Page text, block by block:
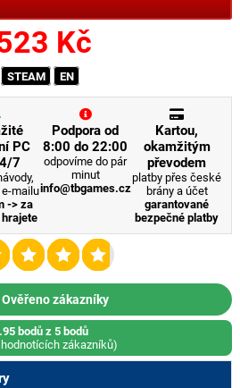
Kč
STEAM EN
PC
7
mailu
-> za
Podpora od
8:00 do 22:00
odpovíme do pár
minut
info@tbgames.cz
Kartou,
okamžitým
převodem
platby přes české
brány a účet
garantované
bezpečné platby
Ověřeno zákazníky
bodů z 5 bodů
zákazníků)